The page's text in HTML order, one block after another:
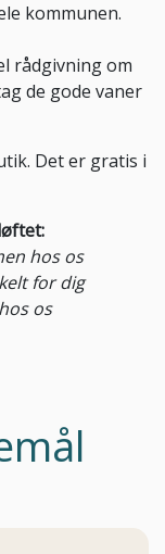
kommunen.
rådgivning om
de gode vaner
Det er gratis i
hos os
for dig
os